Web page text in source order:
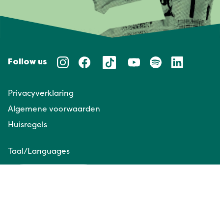
Follow us
Privacyverklaring
Algemene voorwaarden
Huisregels
Taal/Languages